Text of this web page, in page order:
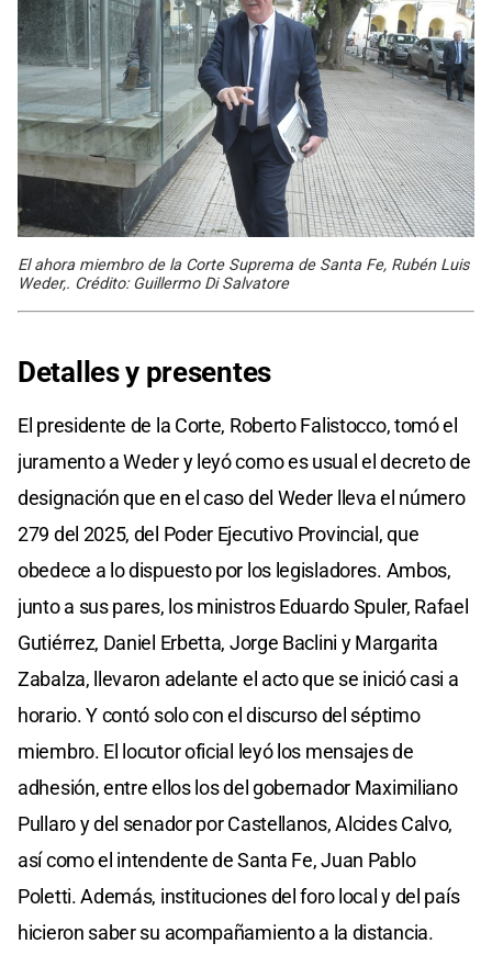
El ahora miembro de la Corte Suprema de Santa Fe, Rubén Luis
Weder,. Crédito: Guillermo Di Salvatore
Detalles y presentes
El presidente de la Corte, Roberto Falistocco, tomó el
juramento a Weder y leyó como es usual el decreto de
designación que en el caso del Weder lleva el número
279 del 2025, del Poder Ejecutivo Provincial, que
obedece a lo dispuesto por los legisladores. Ambos,
junto a sus pares, los ministros Eduardo Spuler, Rafael
Gutiérrez, Daniel Erbetta, Jorge Baclini y Margarita
Zabalza, llevaron adelante el acto que se inició casi a
horario. Y contó solo con el discurso del séptimo
miembro. El locutor oficial leyó los mensajes de
adhesión, entre ellos los del gobernador Maximiliano
Pullaro y del senador por Castellanos, Alcides Calvo,
así como el intendente de Santa Fe, Juan Pablo
Poletti. Además, instituciones del foro local y del país
hicieron saber su acompañamiento a la distancia.